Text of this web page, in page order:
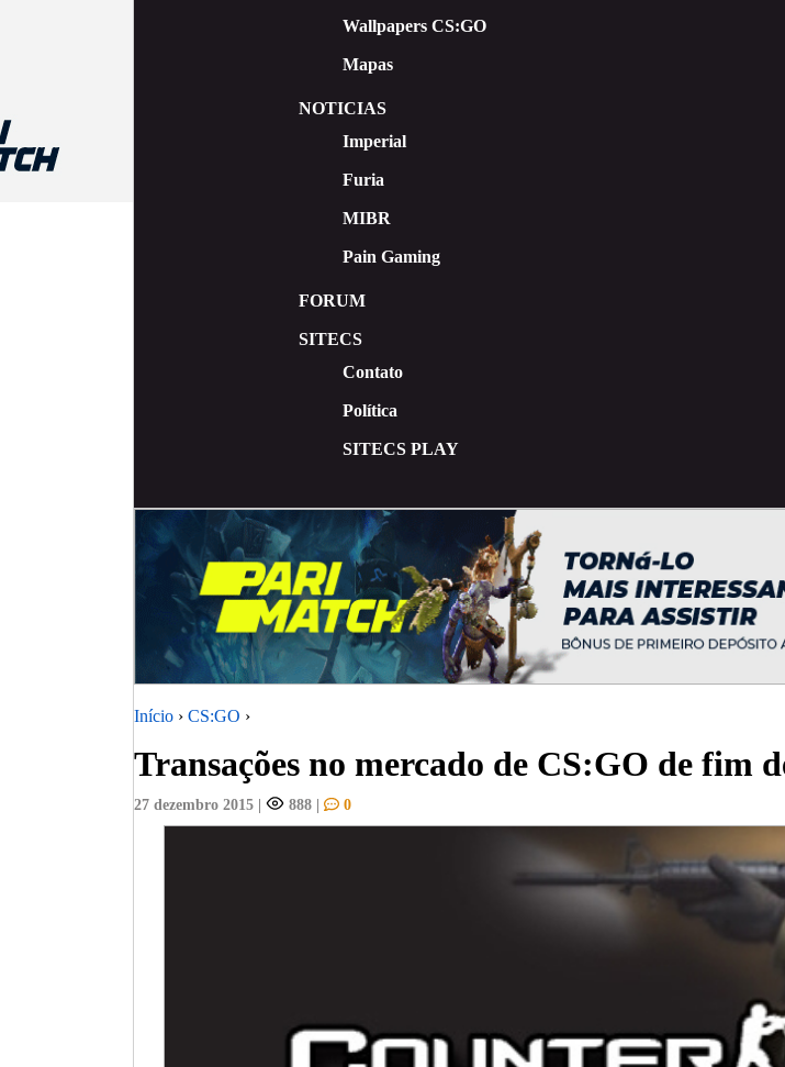
Wallpapers CS:GO
Mapas
NOTICIAS
Imperial
Furia
MIBR
Pain Gaming
FORUM
SITECS
Contato
Política
SITECS PLAY
Início › CS:GO ›
Transações no mercado de CS:GO de fim
27 dezembro 2015 | 888 | 0